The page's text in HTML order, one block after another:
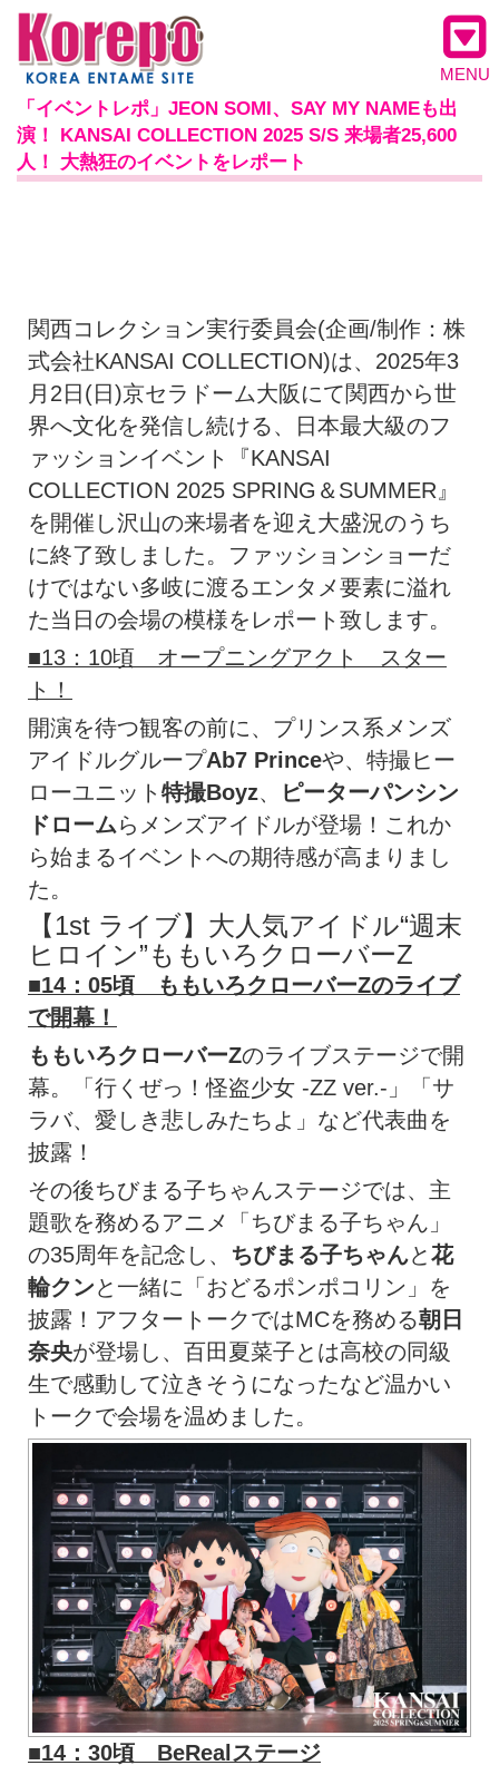
MENU
「イベントレポ」JEON SOMI、SAY MY NAMEも出
演！ KANSAI COLLECTION 2025 S/S 来場者25,600
人！ 大熱狂のイベントをレポート
関西コレクション実行委員会(企画/制作：株
式会社KANSAI COLLECTION)は、2025年3
月2日(日)京セラドーム大阪にて関西から世
界へ文化を発信し続ける、日本最大級のフ
ァッションイベント『KANSAI
COLLECTION 2025 SPRING＆SUMMER』
を開催し沢山の来場者を迎え大盛況のうち
に終了致しました。ファッションショーだ
けではない多岐に渡るエンタメ要素に溢れ
た当日の会場の模様をレポート致します。
■13：10頃 オープニングアクト スター
ト！
開演を待つ観客の前に、プリンス系メンズ
アイドルグループAb7 Princeや、特撮ヒー
ローユニット 特撮Boyz、
ピーターパンシン
ドロームらメンズアイドルが登場！これか
ら始まるイベントへの期待感が高まりまし
た。
【1st ライブ】大人気アイドル“週末
ヒロイン”ももいろクローバーZ
■14：05頃 ももいろクローバーZのライブ
で開幕！
ももいろクローバーZのライブステージで開
幕。「行くぜっ！怪盗少女 -ZZ ver.-」「サ
ラバ、愛しき悲しみたちよ」など代表曲を
披露！
その後ちびまる子ちゃんステージでは、主
題歌を務めるアニメ「ちびまる子ちゃん」
の35周年を記念し、 ちびまる子ちゃんと花
輪クンと一緒に「おどるポンポコリン」を
披露！アフタートークではMCを務める朝日
奈央が登場し、百田夏菜子とは高校の同級
生で感動して泣きそうになったなど温かい
トークで会場を温めました。
■14：30頃 BeRealステージ